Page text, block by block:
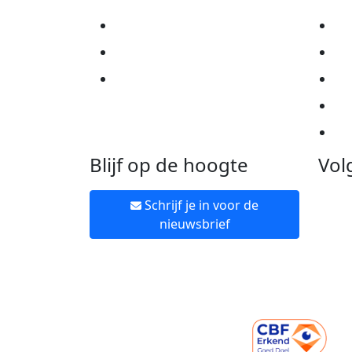
Blijf op de hoogte
Schrijf je in voor de
nieuwsbrief